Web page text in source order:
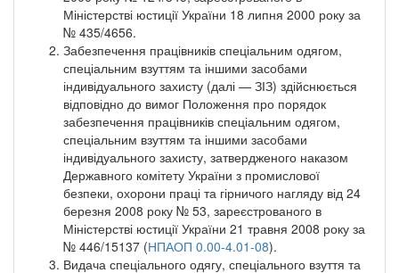
Міністерстві юстиції України 18 липня 2000 року за
№ 435/4656.
Забезпечення працівників спеціальним одягом,
спеціальним взуттям та іншими засобами
індивідуального захисту (далі — ЗІЗ) здійснюється
відповідно до вимог Положення про порядок
забезпечення працівників спеціальним одягом,
спеціальним взуттям та іншими засобами
індивідуального захисту, затвердженого наказом
Державного комітету України з промислової
безпеки, охорони праці та гірничого нагляду від 24
березня 2008 року № 53, зареєстрованого в
Міністерстві юстиції України 21 травня 2008 року за
№ 446/15137 (НПАОП 0.00-4.01-08).
Видача спеціального одягу, спеціального взуття та